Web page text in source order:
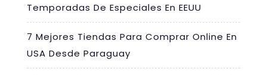
Temporadas De Especiales En EEUU
7 Mejores Tiendas Para Comprar Online En
USA Desde Paraguay